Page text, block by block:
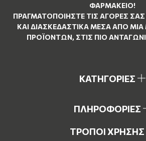
ΦΑΡΜΑΚΕΊΟ!
ΠΡΑΓΜΑΤΟΠΟΙΉΣΤΕ ΤΙΣ ΑΓΟΡΈΣ
ΚΑΙ ΔΙΑΣΚΕΔΑΣΤΙΚΆ ΜΈΣΑ ΑΠΌ ΜΙΑ
ΠΡΟΪΌΝΤΩΝ, ΣΤΙΣ ΠΙΟ
ΚΑΤΗΓΟΡΙΕΣ
ΠΛΗΡΟΦΟΡΙΕΣ
ΤΡΟΠΟΙ ΧΡΗΣΗΣ